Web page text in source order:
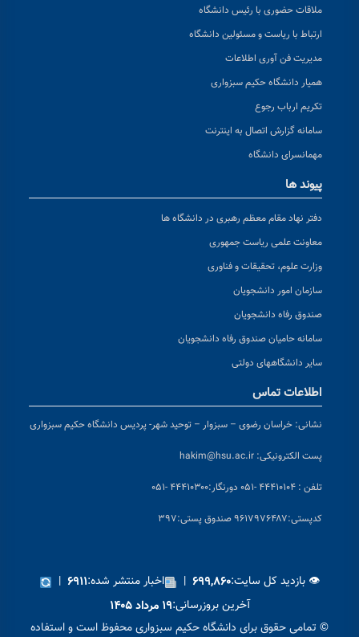
ملاقات حضوری با رئیس دانشگاه
ارتباط با ریاست و مسئولین دانشگاه
مدیریت فن آوری اطلاعات
همیار دانشگاه حکیم سبزواری
تکریم ارباب رجوع
سامانه گزارش اتصال به اینترنت
مهمانسرای دانشگاه
پیوند ها
دفتر نهاد مقام معظم رهبری در دانشگاه ها
معاونت علمی ریاست جمهوری
وزارت علوم، تحقیقات و فناوری
سازمان امور دانشجویان
صندوق رفاه دانشجویان
سامانه حامیان صندوق رفاه دانشجویان
سایر دانشگاههای دولتی
اطلاعات تماس
نشانی: خراسان رضوی – سبزوار – توحید شهر- پردیس دانشگاه حکیم سبزواری
پست الکترونیکی: hakim@hsu.ac.ir
تلفن : ۴۴۴۱۰۱۰۴ -۰۵۱ دورنگار:۴۴۴۱۰۳۰۰ -۰۵۱
کدپستی:۹۶۱۷۹۷۶۴۸۷ صندوق پستی:۳۹۷
👁 بازدید کل سایت:۶۹۹,۸۶۰ | اخبار منتشر شده:۶۹۱۱ |
آخرین بروزرسانی:۱۹ مرداد ۱۴۰۵
© تمامی حقوق برای دانشگاه حکیم سبزواری محفوظ است و استفاده